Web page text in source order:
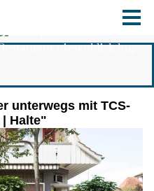
unterwegs mit TCS-
Halte"